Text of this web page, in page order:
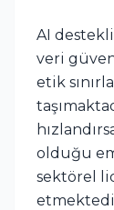
AI
veri
etik
olduğu
sektörel